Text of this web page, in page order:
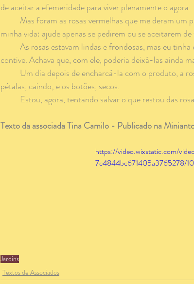
de aceitar a efemeridade para viver plenamente o agora.
minha vida: ajude apenas se pedirem ou se aceitarem
contive. Achava que, com ele, poderia deixá-las ainda
pétalas, caindo; e os botões, secos.
Estou, agora, tentando salvar o que restou das
Texto da associada Tina Camilo - Publicado na
https://video.wixstatic.com/
7c4844bc671405a3765278/
Jardins
Textos de Associados